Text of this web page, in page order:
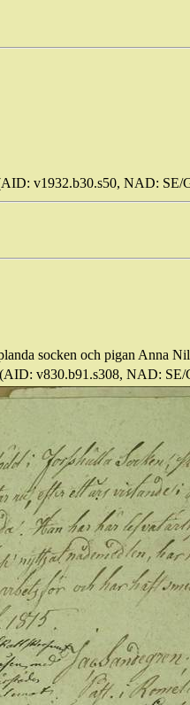
v1932.b30.s50, NAD: SE/
socken och pigan Anna
v830.b91.s308, NAD: